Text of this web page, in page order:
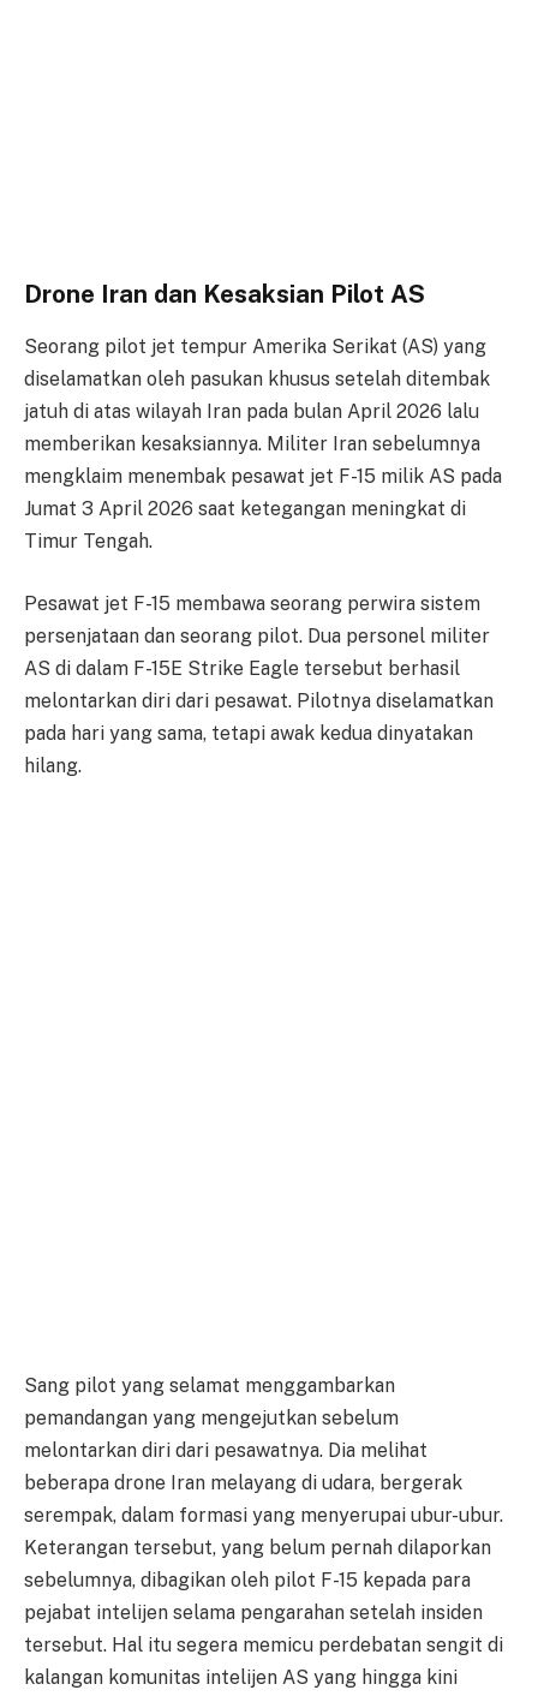
Drone Iran dan Kesaksian Pilot AS
Seorang pilot jet tempur Amerika Serikat (AS) yang
diselamatkan oleh pasukan khusus setelah ditembak
jatuh di atas wilayah Iran pada bulan April 2026 lalu
memberikan kesaksiannya. Militer Iran sebelumnya
mengklaim menembak pesawat jet F-15 milik AS pada
Jumat 3 April 2026 saat ketegangan meningkat di
Timur Tengah.
Pesawat jet F-15 membawa seorang perwira sistem
persenjataan dan seorang pilot. Dua personel militer
AS di dalam F-15E Strike Eagle tersebut berhasil
melontarkan diri dari pesawat. Pilotnya diselamatkan
pada hari yang sama, tetapi awak kedua dinyatakan
hilang.
Sang pilot yang selamat menggambarkan
pemandangan yang mengejutkan sebelum
melontarkan diri dari pesawatnya. Dia melihat
beberapa drone Iran melayang di udara, bergerak
serempak, dalam formasi yang menyerupai ubur-ubur.
Keterangan tersebut, yang belum pernah dilaporkan
sebelumnya, dibagikan oleh pilot F-15 kepada para
pejabat intelijen selama pengarahan setelah insiden
tersebut. Hal itu segera memicu perdebatan sengit di
kalangan komunitas intelijen AS yang hingga kini